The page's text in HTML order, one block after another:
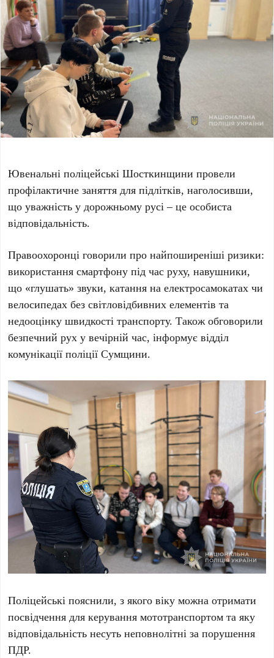
Ювенальні поліцейські Шосткинщини провели
профілактичне заняття для підлітків, наголосивши,
що уважність у дорожньому русі – це особиста
відповідальність.
Правоохоронці говорили про найпоширеніші ризики:
використання смартфону під час руху, навушники,
що «глушать» звуки, катання на електросамокатах чи
велосипедах без світловідбивних елементів та
недооцінку швидкості транспорту. Також обговорили
безпечний рух у вечірній час, інформує відділ
комунікації поліції Сумщини.
Поліцейські пояснили, з якого віку можна отримати
посвідчення для керування мототранспортом та яку
відповідальність несуть неповнолітні за порушення
ПДР.